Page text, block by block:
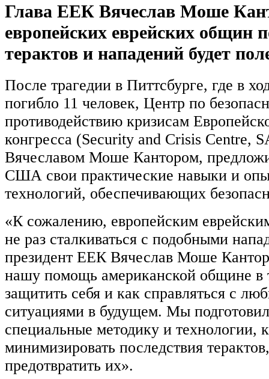
Глава ЕЕК Вячеслав Моше
европейских еврейских общин
терактов и нападений будет
После трагедии в Питтсбурге, где в
погибло 11 человек, Центр по
противодействию кризисам
конгресса (Security and Crisis Centre,
Вячеславом Моше Кантором,
США свои практические навыки и
технологий, обеспечивающих
«К сожалению, европейским
не раз сталкиваться с подобными
президент ЕЕК Вячеслав Моше
нашу помощь американской общине в
защитить себя и как справляться с
ситуациями в будущем. Мы
специальные методику и технологии,
минимизировать последствия
предотвратить их».